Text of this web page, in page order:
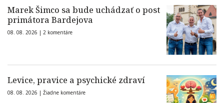
Marek Šimco sa bude uchádzať o post
primátora Bardejova
08. 08. 2026 | 2 komentáre
Levice, pravice a psychické zdraví
08. 08. 2026 | Žiadne komentáre